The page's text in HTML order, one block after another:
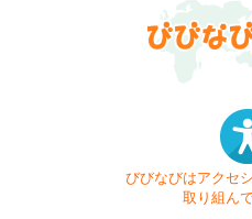
びびなびはアクセ
取り組ん